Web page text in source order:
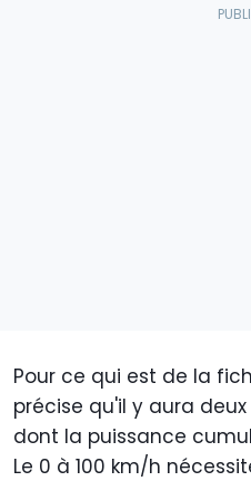
Pour ce qui est de la
précise qu'il y aura
dont la puissance
Le 0 à 100 km/h